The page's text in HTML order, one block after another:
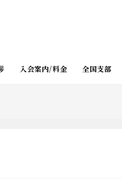
入会案内/料金 全国支部